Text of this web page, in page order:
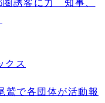
圏誘客に力 知事、
クス
で各団体が活動報